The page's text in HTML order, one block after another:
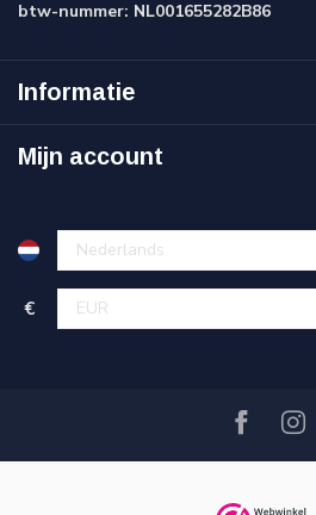
btw-nummer: NL001655282B86
Informatie
Mijn account
€